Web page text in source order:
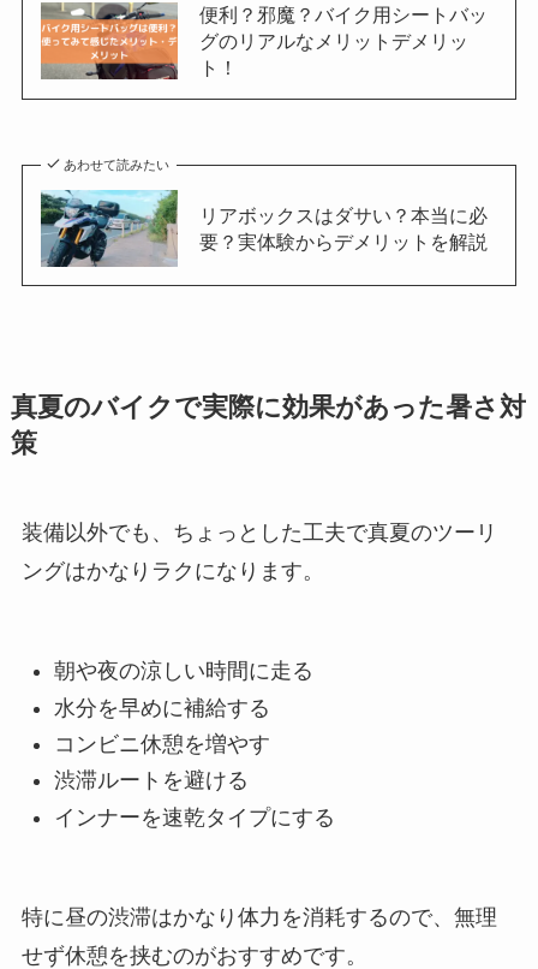
便利？邪魔？バイク用シートバッ
グのリアルなメリットデメリッ
ト！
あわせて読みたい
リアボックスはダサい？本当に必
要？実体験からデメリットを解説
真夏のバイクで実際に効果があった暑さ対
策
装備以外でも、ちょっとした工夫で真夏のツーリ
ングはかなりラクになります。
朝や夜の涼しい時間に走る
水分を早めに補給する
コンビニ休憩を増やす
渋滞ルートを避ける
インナーを速乾タイプにする
特に昼の渋滞はかなり体力を消耗するので、無理
せず休憩を挟むのがおすすめです。